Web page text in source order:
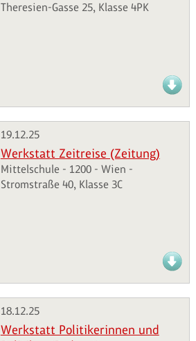
Theresien-Gasse 25, Klasse 4PK
19.12.25
Werkstatt Zeitreise (Zeitung)
Mittelschule - 1200 - Wien -
Stromstraße 40, Klasse 3C
18.12.25
Werkstatt Politikerinnen und